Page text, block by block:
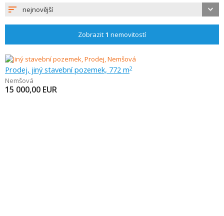
nejnovější
Zobrazit 1 nemovitostí
Prodej, jiný stavební pozemek, 772 m2
Nemšová
15 000,00 EUR